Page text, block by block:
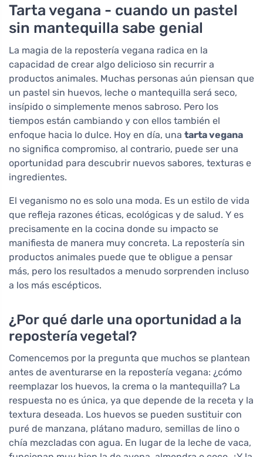
Tarta vegana - cuando un pastel
sin mantequilla sabe genial
La magia de la repostería vegana radica en la
capacidad de crear algo delicioso sin recurrir a
productos animales. Muchas personas aún piensan que
un pastel sin huevos, leche o mantequilla será seco,
insípido o simplemente menos sabroso. Pero los
tiempos están cambiando y con ellos también el
enfoque hacia lo dulce. Hoy en día, una tarta vegana
no significa compromiso, al contrario, puede ser una
oportunidad para descubrir nuevos sabores, texturas e
ingredientes.
El veganismo no es solo una moda. Es un estilo de vida
que refleja razones éticas, ecológicas y de salud. Y es
precisamente en la cocina donde su impacto se
manifiesta de manera muy concreta. La repostería sin
productos animales puede que te obligue a pensar
más, pero los resultados a menudo sorprenden incluso
a los más escépticos.
¿Por qué darle una oportunidad a la
repostería vegetal?
Comencemos por la pregunta que muchos se plantean
antes de aventurarse en la repostería vegana: ¿cómo
reemplazar los huevos, la crema o la mantequilla? La
respuesta no es única, ya que depende de la receta y la
textura deseada. Los huevos se pueden sustituir con
puré de manzana, plátano maduro, semillas de lino o
chía mezcladas con agua. En lugar de la leche de vaca,